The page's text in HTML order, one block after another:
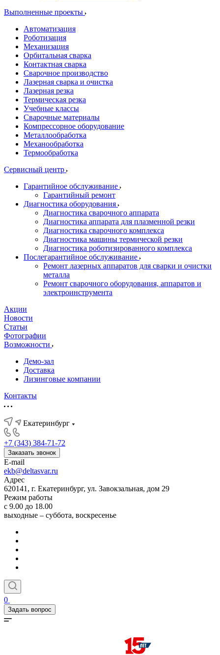
Выполненные проекты
Автоматизация
Роботизация
Механизация
Орбитальная сварка
Контактная сварка
Сварочное производство
Лазерная сварка и очистка
Лазерная резка
Термическая резка
Учебные классы
Сварочные материалы
Компрессорное оборудование
Металлообработка
Механообработка
Термообработка
Сервисный центр
Гарантийное обслуживание
Гарантийный ремонт
Диагностика оборудования
Диагностика сварочного аппарата
Диагностика аппарата для плазменной резки
Диагностика сварочного комплекса
Диагностика машины термической резки
Диагностика роботизированного комплекса
Послегарантийное обслуживание
Ремонт лазерных аппаратов для сварки и очистки
металла
Ремонт сварочного оборудования, аппаратов и
электроинструмента
Акции
Новости
Статьи
Фотографии
Возможности
Демо-зал
Доставка
Лизинговые компании
Контакты
Екатеринбург
+7 (343) 384-71-72
Заказать звонок
E-mail
ekb@deltasvar.ru
Адрес
620141, г. Екатеринбург, ул. Завокзальная, дом 29
Режим работы
с 9.00 до 18.00
выходные – суббота, воскресенье
0
Задать вопрос